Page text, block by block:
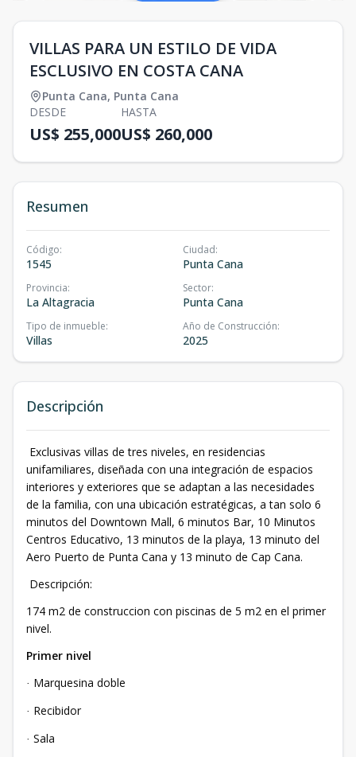
VILLAS PARA UN ESTILO DE VIDA
ESCLUSIVO EN COSTA CANA
Punta Cana, Punta Cana
DESDE
US$ 255,000
HASTA
US$ 260,000
Resumen
Código:
1545
Ciudad:
Punta Cana
Provincia:
La Altagracia
Sector:
Punta Cana
Tipo de inmueble:
Villas
Año de Construcción:
2025
Descripción
Exclusivas villas de tres niveles, en residencias
unifamiliares, diseñada con una integración de espacios
interiores y exteriores que se adaptan a las necesidades
de la familia, con una ubicación estratégicas, a tan solo 6
minutos del Downtown Mall, 6 minutos Bar, 10 Minutos
Centros Educativo, 13 minutos de la playa, 13 minuto del
Aero Puerto de Punta Cana y 13 minuto de Cap Cana.
Descripción:
174 m2 de construccion con piscinas de 5 m2 en el primer
nivel.
Primer nivel
· Marquesina doble
· Recibidor
· Sala